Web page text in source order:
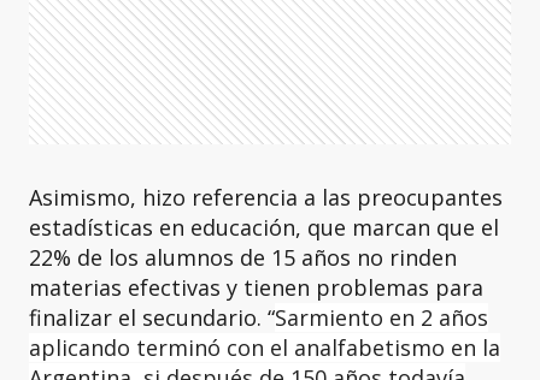
Asimismo, hizo referencia a las preocupantes
estadísticas en educación, que marcan que el
22% de los alumnos de 15 años no rinden
materias efectivas y tienen problemas para
finalizar el secundario. “Sarmiento en 2 años
aplicando terminó con el analfabetismo en la